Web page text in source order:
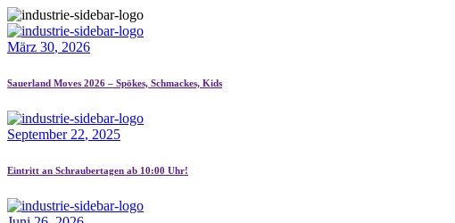
März 30, 2026
Sauerland Moves 2026 – Spökes, Schmackes, Kids
September 22, 2025
Eintritt an Schraubertagen ab 10:00 Uhr!